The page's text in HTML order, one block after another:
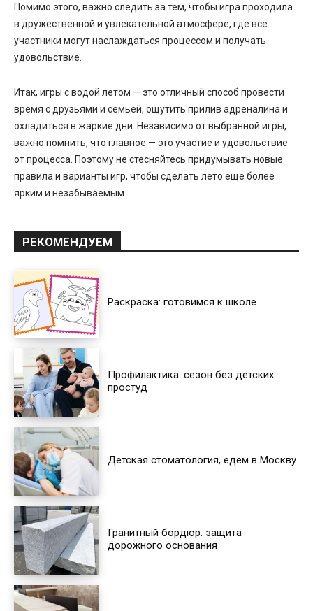
Помимо этого, важно следить за тем, чтобы игра проходила
в дружественной и увлекательной атмосфере, где все
участники могут наслаждаться процессом и получать
удовольствие.
Итак, игры с водой летом — это отличный способ провести
время с друзьями и семьей, ощутить прилив адреналина и
охладиться в жаркие дни. Независимо от выбранной игры,
важно помнить, что главное — это участие и удовольствие
от процесса. Поэтому не стесняйтесь придумывать новые
правила и варианты игр, чтобы сделать лето еще более
ярким и незабываемым.
РЕКОМЕНДУЕМ
Раскраска: готовимся к школе
Профилактика: сезон без детских
простуд
Детская стоматология, едем в Москву
Гранитный бордюр: защита
дорожного основания